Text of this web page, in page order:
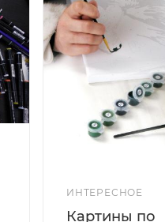
ИНТЕРЕСНОЕ
Картины по